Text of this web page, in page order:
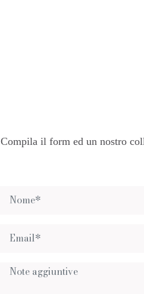
Compila il form ed un nostro